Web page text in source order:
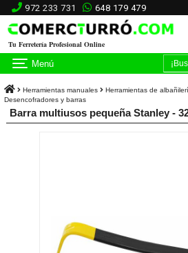
972 233 731 648 179 479
Tu Ferretería Profesional Online
Menú
Herramientas manuales
Herramientas de
Desencofradores y barras
Barra multiusos pequeña Stanley -